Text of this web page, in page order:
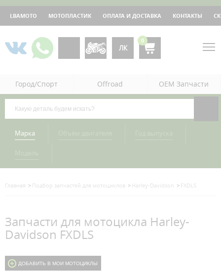
LBAMOTO МОТОПЛАСТИК ОПЛАТА И ДОСТАВКА КОНТАКТЫ
ЛК
0
Город/Спорт Offroad OEM Запчасти
Марка
Главная Подбор запчастей для мотоциклов Harley-Davidson FXDLS
Запчасти для мотоцикла Harley-
Davidson FXDLS
ДОБАВИТЬ В МОИ МОТОЦИКЛЫ